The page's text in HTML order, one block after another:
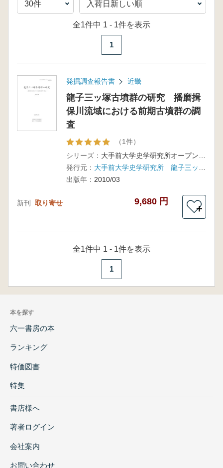
全1件中 1 - 1件を表示
1
発掘調査報告書 近畿
龍子三ッ塚古墳群の研究 播磨揖
保川流域における前期古墳群の調
査
（1件）
シリーズ：
発行元：
出版年： 2010/03
新刊 取り寄せ 9,680 円
＋
全1件中 1 - 1件を表示
1
本を探す
六一書房の本
ランキング
特価図書
特集
書店様へ
著者ログイン
会社案内
お問い合わせ